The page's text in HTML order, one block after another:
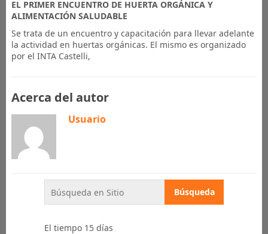
EL PRIMER ENCUENTRO DE HUERTA ORGÁNICA Y
ALIMENTACIÓN SALUDABLE
Se trata de un encuentro y capacitación para llevar adelante
la actividad en huertas orgánicas. El mismo es organizado
por el INTA Castelli,
Acerca del autor
Usuario
El tiempo 15 días